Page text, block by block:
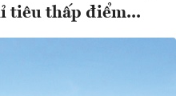
tiêu thấp điểm...